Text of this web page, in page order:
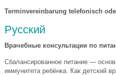
Terminvereinbarung telefonisch
Русский
Врачебные консультации по
Сбалансированное питание —
иммунитета ребёнка. Как детский